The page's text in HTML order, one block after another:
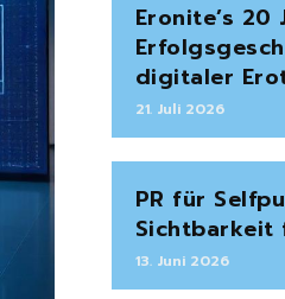
Eronite’s 20
digitaler
21. Juli 2026
PR für
Sichtbarkeit
13. Juni 2026